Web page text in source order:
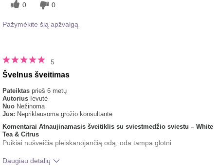
0 0
Pažymėkite šią apžvalgą
5
Švelnus šveitimas
Pateiktas prieš 6 metų
Autorius Ievutė
Nuo Nežinoma
Jūs: Nepriklausoma grožio konsultantė
Komentarai Atnaujinamasis šveitiklis su sviestmedžio sviestu – White
Tea & Citrus
Puikiai nušveičia pleiskanojančią odą, oda tampa glotni
Daugiau detalių